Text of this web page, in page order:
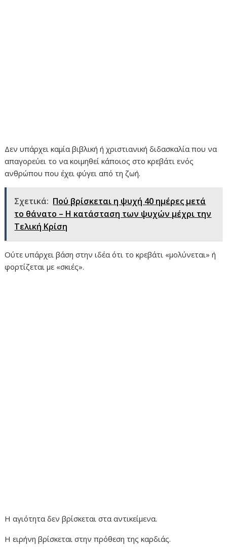
Δεν υπάρχει καμία βιβλική ή χριστιανική διδασκαλία που να
απαγορεύει το να κοιμηθεί κάποιος στο κρεβάτι ενός
ανθρώπου που έχει φύγει από τη ζωή.
Σχετικά: Πού βρίσκεται η ψυχή 40 ημέρες μετά
το θάνατο – Η κατάσταση των ψυχών μέχρι την
Τελική Κρίση
Ούτε υπάρχει βάση στην ιδέα ότι το κρεβάτι «μολύνεται» ή
φορτίζεται με «σκιές».
Η αγιότητα δεν βρίσκεται στα αντικείμενα.
Η ειρήνη βρίσκεται στην πρόθεση της καρδιάς.